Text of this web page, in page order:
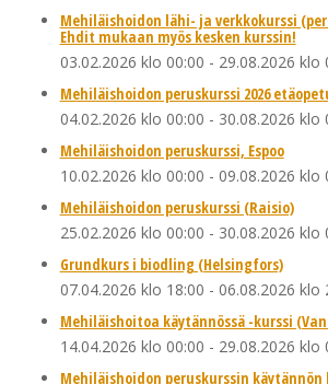
Mehiläishoidon lähi- ja verkkokurssi
Ehdit mukaan myös kesken kurssin!
03.02.2026 klo 00:00 - 29.08.2026 klo
Mehiläishoidon peruskurssi 2026
04.02.2026 klo 00:00 - 30.08.2026 klo
Mehiläishoidon peruskurssi, Espoo
10.02.2026 klo 00:00 - 09.08.2026 klo
Mehiläishoidon peruskurssi (Raisio)
25.02.2026 klo 00:00 - 30.08.2026 klo
Grundkurs i biodling (Helsingfors)
07.04.2026 klo 18:00 - 06.08.2026 klo
Mehiläishoitoa käytännössä -kurssi
14.04.2026 klo 00:00 - 29.08.2026 klo
Mehiläishoidon peruskurssin käytännön